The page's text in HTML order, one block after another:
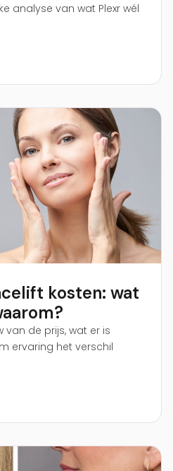
analyse van wat Plexr wél
kosten: wat
de prijs, wat er is
ervaring het verschil